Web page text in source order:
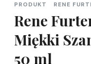
PRODUKT RENE
Rene
Miękki
50 ml